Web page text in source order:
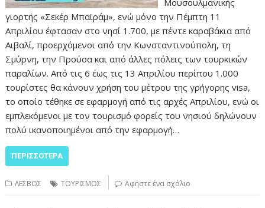
Μουσουλμανικής
γιορτής «Σεκέρ Μπαϊράμ», ενώ μόνο την Πέμπτη 11
Απριλίου έφτασαν στο νησί 1.700, με πέντε καραβάκια από
Αιβαλί, προερχόμενοι από την Κωνσταντινούπολη, τη
Σμύρνη, την Προύσα και από άλλες πόλεις των τουρκικών
παραλίων. Από τις 6 έως τις 13 Απριλίου περίπου 1.000
τουρίστες θα κάνουν χρήση του μέτρου της γρήγορης visa,
το οποίο τέθηκε σε εφαρμογή από τις αρχές Απριλίου, ενώ οι
εμπλεκόμενοι με τον τουρισμό φορείς του νησιού δηλώνουν
πολύ ικανοποιημένοι από την εφαρμογή…
ΠΕΡΙΣΣΌΤΕΡΑ
ΛΕΣΒΟΣ ΤΟΥΡΙΣΜΟΣ Αφήστε ένα σχόλιο